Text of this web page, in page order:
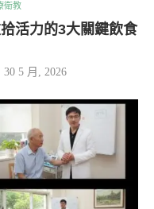
衛教
活力的3大關鍵飲食
30 5 月, 2026